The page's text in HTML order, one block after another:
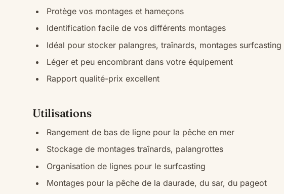
Protège vos montages et hameçons
Identification facile de vos différents montages
Idéal pour stocker palangres, traînards, montages surfcasting
Léger et peu encombrant dans votre équipement
Rapport qualité-prix excellent
Utilisations
Rangement de bas de ligne pour la pêche en mer
Stockage de montages traînards, palangrottes
Organisation de lignes pour le surfcasting
Montages pour la pêche de la daurade, du sar, du pageot